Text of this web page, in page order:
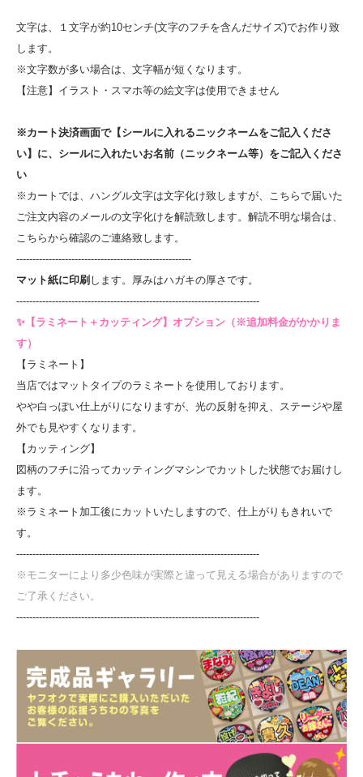
文字は、１文字が約10センチ(文字のフチを含んだサイズ)でお作り致
します。
※文字数が多い場合は、文字幅が短くなります。
【注意】イラスト・スマホ等の絵文字は使用できません
※カート決済画面で【シールに入れるニックネームをご記入くださ
い】に、シールに入れたいお名前（ニックネーム等）をご記入くださ
い
※カートでは、ハングル文字は文字化け致しますが、こちらで届いた
ご注文内容のメールの文字化けを解読致します。解読不明な場合は、
こちらから確認のご連絡致します。
------------------------------------------------------
マット紙に印刷 します。厚みはハガキの厚さです。
---------------------------------------------------------------------------
✨【ラミネート＋カッティング】オプション（※追加料金がかかりま
す）
【ラミネート】
当店ではマットタイプのラミネートを使用しております。
やや白っぽい仕上がりになりますが、光の反射を抑え、ステージや屋
外でも見やすくなります。
【カッティング】
図柄のフチに沿ってカッティングマシンでカットした状態でお届けし
ます。
※ラミネート加工後にカットいたしますので、仕上がりもきれいで
す。
---------------------------------------------------------------------------
※モニターにより多少色味が実際と違って見える場合がありますので
ご了承ください。
---------------------------------------------------------------------------